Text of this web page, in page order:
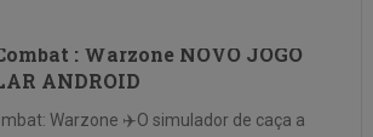
: Warzone NOVO JOGO
ANDROID
Warzone ✈️O simulador de caça a